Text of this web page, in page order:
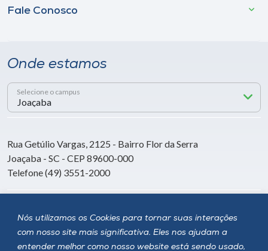
Nós utilizamos os Cookies para tornar suas interações
com nosso site mais significativa. Eles nos ajudam a
entender melhor como nosso website está sendo usado,
Fale Conosco
Onde estamos
Selecione o campus
Rua Getúlio Vargas, 2125 - Bairro Flor da Serra
Joaçaba - SC - CEP 89600-000
Telefone (49) 3551-2000
Siga a Unoesc